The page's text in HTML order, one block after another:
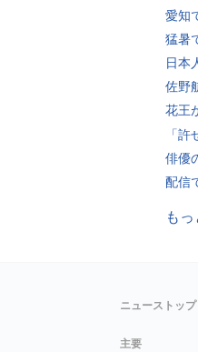
愛知
猛暑
日本
佐野
花王
「
俳優
配信
も
ニューストップ
主要